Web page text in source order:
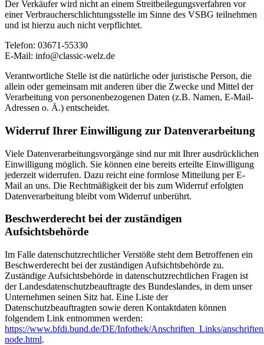
Der Verkäufer wird nicht an einem Streitbeilegungsverfahren vor
einer Verbraucherschlichtungsstelle im Sinne des VSBG teilnehmen
und ist hierzu auch nicht verpflichtet.
Telefon: 03671-55330
E-Mail: info@classic-welz.de
Verantwortliche Stelle ist die natürliche oder juristische Person, die
allein oder gemeinsam mit anderen über die Zwecke und Mittel der
Verarbeitung von personenbezogenen Daten (z.B. Namen, E-Mail-
Adressen o. Ä.) entscheidet.
Widerruf Ihrer Einwilligung zur Datenverarbeitung
Viele Datenverarbeitungsvorgänge sind nur mit Ihrer ausdrücklichen
Einwilligung möglich. Sie können eine bereits erteilte Einwilligung
jederzeit widerrufen. Dazu reicht eine formlose Mitteilung per E-
Mail an uns. Die Rechtmäßigkeit der bis zum Widerruf erfolgten
Datenverarbeitung bleibt vom Widerruf unberührt.
Beschwerderecht bei der zuständigen
Aufsichtsbehörde
Im Falle datenschutzrechtlicher Verstöße steht dem Betroffenen ein
Beschwerderecht bei der zuständigen Aufsichtsbehörde zu.
Zuständige Aufsichtsbehörde in datenschutzrechtlichen Fragen ist
der Landesdatenschutzbeauftragte des Bundeslandes, in dem unser
Unternehmen seinen Sitz hat. Eine Liste der
Datenschutzbeauftragten sowie deren Kontaktdaten können
folgendem Link entnommen werden:
https://www.bfdi.bund.de/DE/Infothek/Anschriften_Links/
node.html.